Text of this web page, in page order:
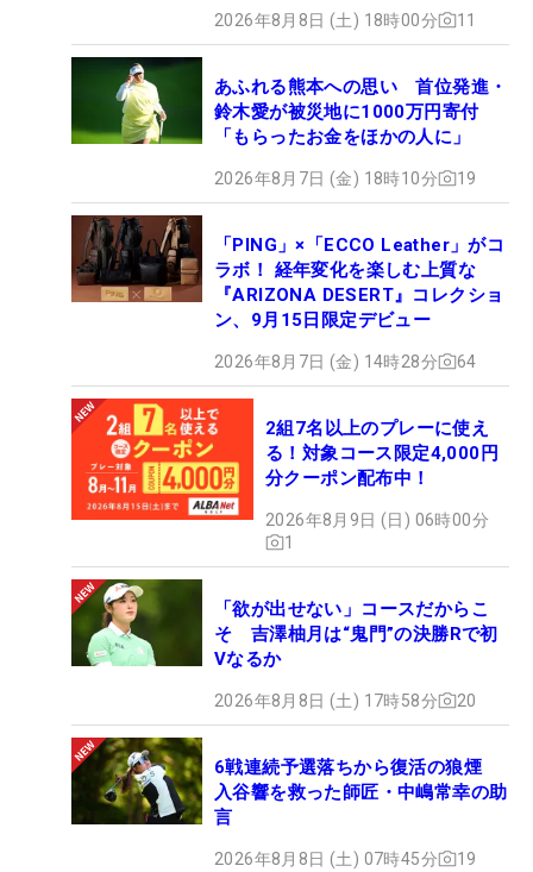
2026年8月8日 (土) 18時00分 11
あふれる熊本への思い 首位発進・
鈴木愛が被災地に1000万円寄付
「もらったお金をほかの人に」
2026年8月7日 (金) 18時10分 19
「PING」×「ECCO Leather」がコ
ラボ！ 経年変化を楽しむ上質な
『ARIZONA DESERT』コレクショ
ン、9月15日限定デビュー
2026年8月7日 (金) 14時28分 64
2組7名以上のプレーに使え
る！対象コース限定4,000円
分クーポン配布中！
2026年8月9日 (日) 06時00分
1
「欲が出せない」コースだからこ
そ 吉澤柚月は“鬼門”の決勝Rで初
Vなるか
2026年8月8日 (土) 17時58分 20
6戦連続予選落ちから復活の狼煙
入谷響を救った師匠・中嶋常幸の助
言
2026年8月8日 (土) 07時45分 19